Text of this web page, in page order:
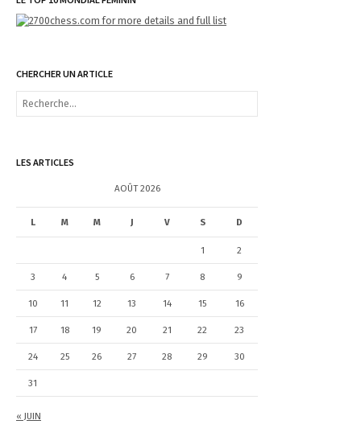
CHERCHER UN ARTICLE
R
r
e
LES ARTICLES
AOÛT 2026
L M M J V S D
« JUIN
1 2
3 4 5 6 7 8 9
10 11 12 13 14 15 16
17 18 19 20 21 22 23
24 25 26 27 28 29 30
31